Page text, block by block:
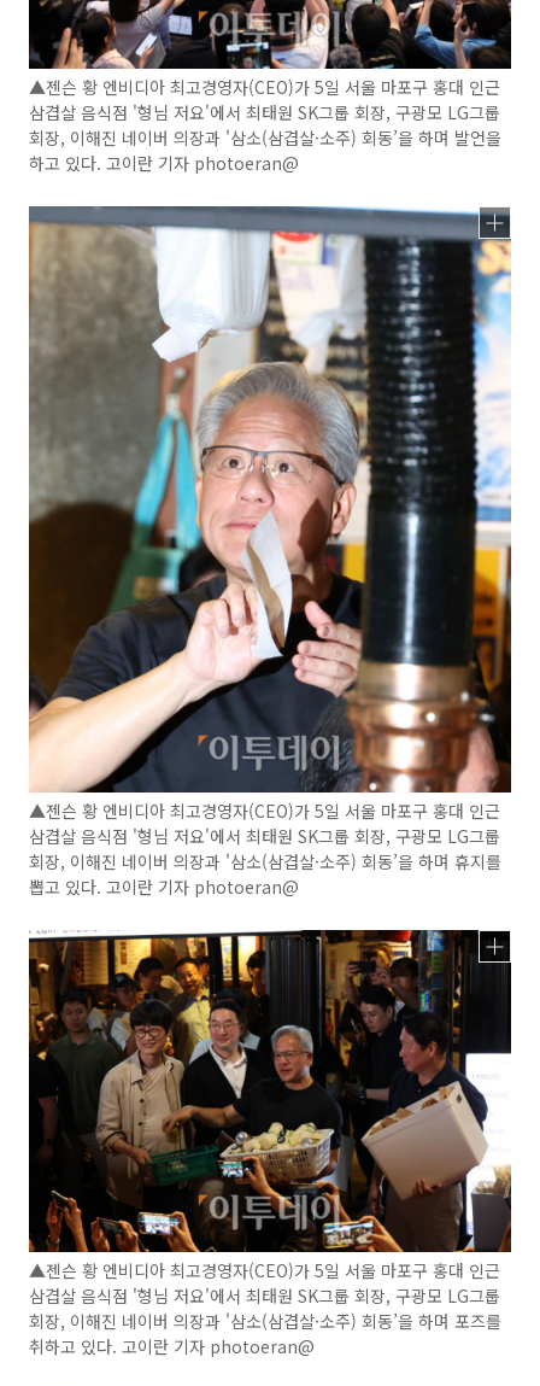
▲젠슨 황 엔비디아 최고경영자(CEO)가 5일 서울 마포구 홍대 인근
삼겹살 음식점 '형님 저요'에서 최태원 SK그룹 회장, 구광모 LG그룹
회장, 이해진 네이버 의장과 '삼소(삼겹살·소주) 회동’을 하며 발언을
하고 있다. 고이란 기자 photoeran@
▲젠슨 황 엔비디아 최고경영자(CEO)가 5일 서울 마포구 홍대 인근
삼겹살 음식점 '형님 저요'에서 최태원 SK그룹 회장, 구광모 LG그룹
회장, 이해진 네이버 의장과 '삼소(삼겹살·소주) 회동’을 하며 휴지를
뽑고 있다. 고이란 기자 photoeran@
▲젠슨 황 엔비디아 최고경영자(CEO)가 5일 서울 마포구 홍대 인근
삼겹살 음식점 '형님 저요'에서 최태원 SK그룹 회장, 구광모 LG그룹
회장, 이해진 네이버 의장과 '삼소(삼겹살·소주) 회동’을 하며 포즈를
취하고 있다. 고이란 기자 photoeran@